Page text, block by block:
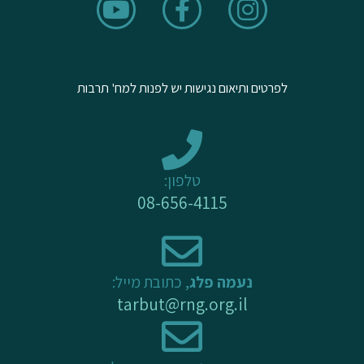
s
g
c
o
k
-
f
u
b
לפרטים ותיאום נגישות יש לפנות למח' תרבות
טלפון:
08-656-4115
נעמה פלג, כתובת מייל:
tarbut@rng.org.il